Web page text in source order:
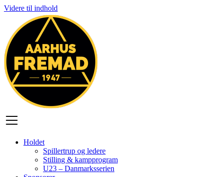
Videre til indhold
Holdet
Spillertrup og ledere
Stilling & kampprogram
U23 – Danmarksserien